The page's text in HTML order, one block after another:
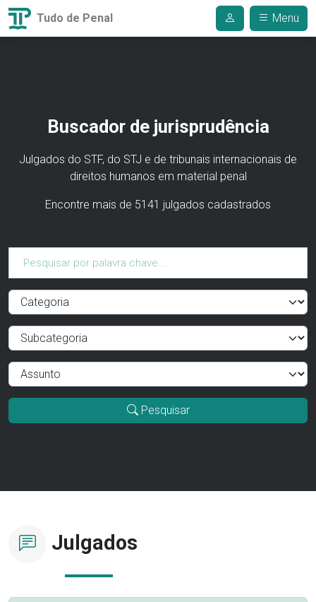
Tudo de Penal Menu
Buscador de jurisprudência
Julgados do STF, do STJ e de tribunais internacionais de
direitos humanos em material penal
Encontre mais de 5141 julgados cadastrados
Pesquisar
Julgados